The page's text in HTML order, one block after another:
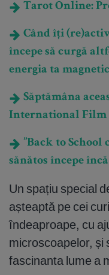
Tarot Online:
Când îți
începe să curgă
energia ta
Săptămâna
International Film
”Back to
sănătos începe
Un spațiu special
așteaptă pe cei
îndeaproape, cu
microscoapelor, și
fascinanta lume a